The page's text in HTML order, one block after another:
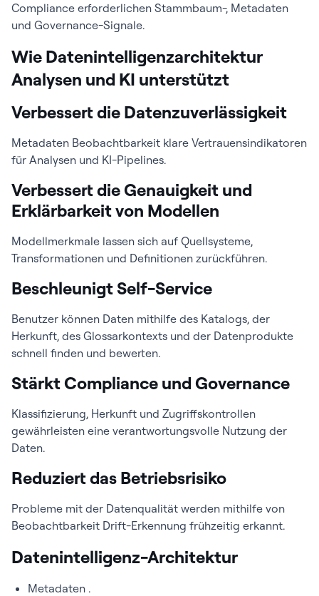
Compliance erforderlichen Stammbaum-, Metadaten
und Governance-Signale.
Wie Datenintelligenzarchitektur
Analysen und KI unterstützt
Verbessert die Datenzuverlässigkeit
Metadaten Beobachtbarkeit klare Vertrauensindikatoren
für Analysen und KI-Pipelines.
Verbessert die Genauigkeit und
Erklärbarkeit von Modellen
Modellmerkmale lassen sich auf Quellsysteme,
Transformationen und Definitionen zurückführen.
Beschleunigt Self-Service
Benutzer können Daten mithilfe des Katalogs, der
Herkunft, des Glossarkontexts und der Datenprodukte
schnell finden und bewerten.
Stärkt Compliance und Governance
Klassifizierung, Herkunft und Zugriffskontrollen
gewährleisten eine verantwortungsvolle Nutzung der
Daten.
Reduziert das Betriebsrisiko
Probleme mit der Datenqualität werden mithilfe von
Beobachtbarkeit Drift-Erkennung frühzeitig erkannt.
Datenintelligenz-Architektur
Metadaten .